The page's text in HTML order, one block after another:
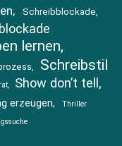
Schreibblockade
lernen
Schreibstil
Show don’t tell
erzeugen
Thriller